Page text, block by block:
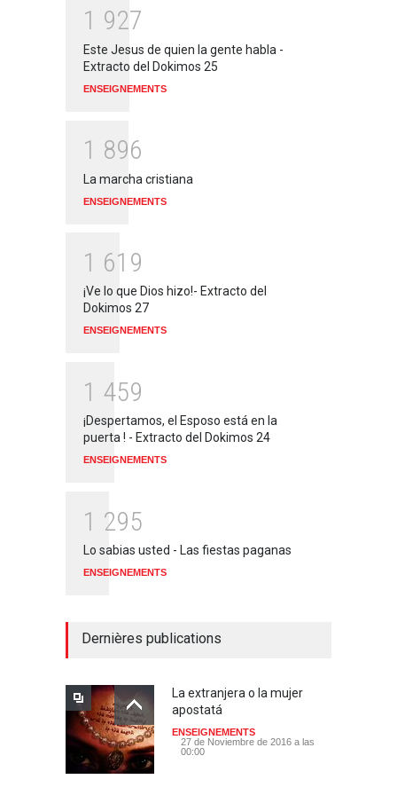
1 927
Este Jesus de quien la gente habla -
Extracto del Dokimos 25
ENSEIGNEMENTS
1 896
La marcha cristiana
ENSEIGNEMENTS
1 61 9
¡Ve lo que Dios hizo!- Extracto del
Dokimos 27
ENSEIGNEMENTS
1 459
¡Despertamos, el Esposo está en la
puerta ! - Extracto del Dokimos 24
ENSEIGNEMENTS
1 295
Lo sabias usted - Las fiestas paganas
ENSEIGNEMENTS
Dernières publications
La extranjera o la mujer
apostatá
ENSEIGNEMENTS
27 de Noviembre de 2016 a las
00:00